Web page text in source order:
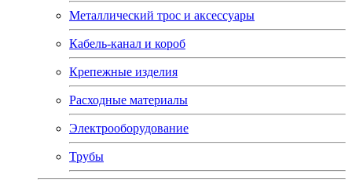
Металлический трос и аксессуары
Кабель-канал и короб
Крепежные изделия
Расходные материалы
Электрооборудование
Трубы